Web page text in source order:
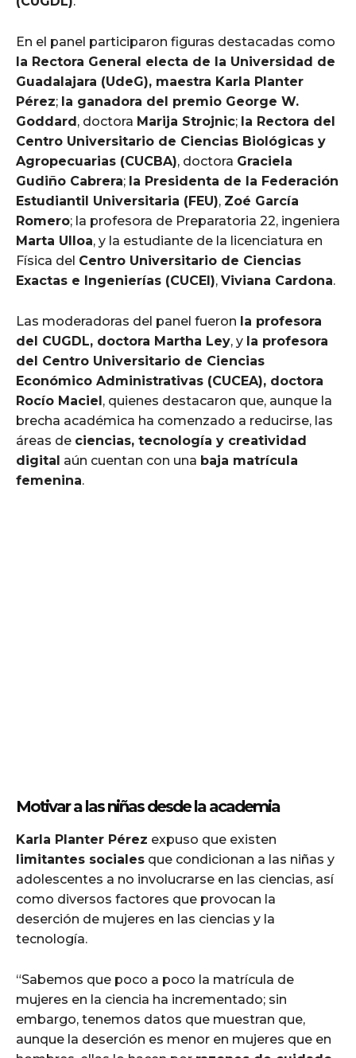
En el panel participaron figuras destacadas como
la Rectora General electa de la Universidad de
Guadalajara (UdeG), maestra Karla Planter
Pérez; la ganadora del premio George W.
Goddard , doctora Marija Strojnic; la Rectora del
Centro Universitario de Ciencias Biológicas y
Agropecuarias (CUCBA), doctora Graciela
Gudiño Cabrera; la Presidenta de la Federación
Estudiantil Universitaria (FEU), Zoé García
Romero; la profesora de Preparatoria 22, ingeniera
Marta Ulloa, y la estudiante de la licenciatura en
Física del Centro Universitario de Ciencias
Exactas e Ingenierías (CUCEI), Viviana Cardona.
Las moderadoras del panel fueron la profesora
del CUGDL, doctora Martha Ley, y la profesora
del Centro Universitario de Ciencias
Económico Administrativas (CUCEA), doctora
Rocío Maciel , quienes destacaron que, aunque la
brecha académica ha comenzado a reducirse, las
áreas de ciencias, tecnología y creatividad
digital aún cuentan con una baja matrícula
femenina.
Motivar a las niñas desde la academia
Karla Planter Pérez expuso que existen
limitantes sociales que condicionan a las niñas y
adolescentes a no involucrarse en las ciencias, así
como diversos factores que provocan la
deserción de mujeres en las ciencias y la
tecnología.
“Sabemos que poco a poco la matrícula de
mujeres en la ciencia ha incrementado; sin
embargo, tenemos datos que muestran que,
aunque la deserción es menor en mujeres que en